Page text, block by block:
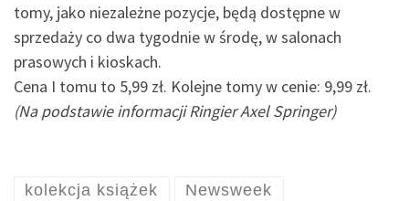
tomy, jako niezależne pozycje, będą dostępne w
sprzedaży co dwa tygodnie w środę, w salonach
prasowych i kioskach.
Cena I tomu to 5,99 zł. Kolejne tomy w cenie: 9,99 zł.
(Na podstawie informacji Ringier Axel Springer)
kolekcja książek Newsweek